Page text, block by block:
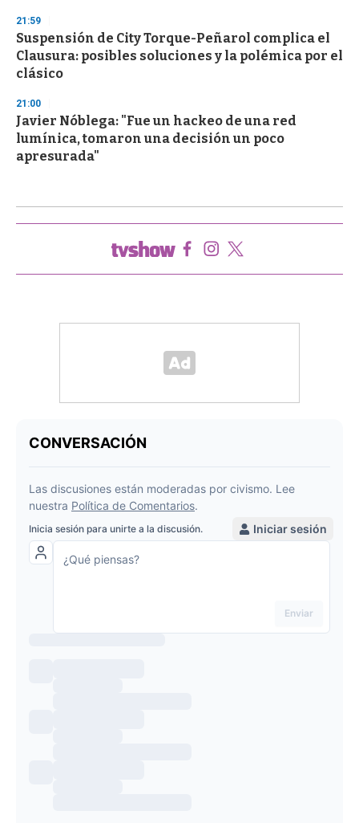
21:59
Suspensión de City Torque-Peñarol complica el
Clausura: posibles soluciones y la polémica por el
clásico
21:00
Javier Nóblega: "Fue un hackeo de una red
lumínica, tomaron una decisión un poco
apresurada"